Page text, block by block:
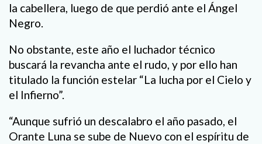
la cabellera, luego de que perdió ante el Ángel
Negro.
No obstante, este año el luchador técnico
buscará la revancha ante el rudo, y por ello han
titulado la función estelar “La lucha por el Cielo y
el Infierno”.
“Aunque sufrió un descalabro el año pasado, el
Orante Luna se sube de Nuevo con el espíritu de